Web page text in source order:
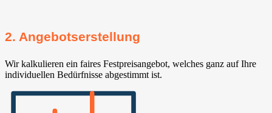
2. Angebotserstellung
Wir kalkulieren ein faires Festpreisangebot, welches ganz auf Ihre
individuellen Bedürfnisse abgestimmt ist.